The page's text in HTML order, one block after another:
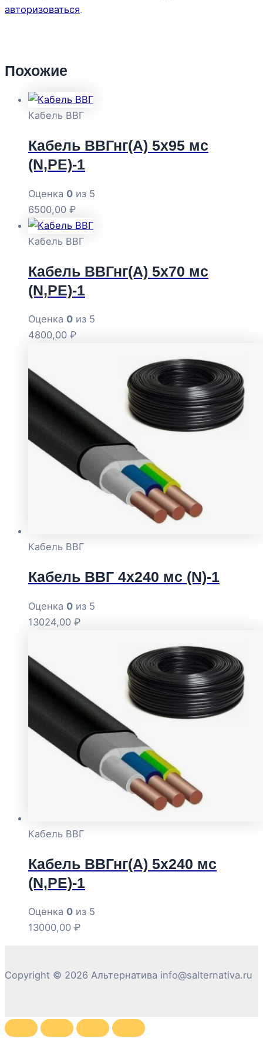
авторизоваться.
Похожие
Кабель ВВГ
Кабель ВВГнг(А) 5х95 мс
(N,РЕ)-1
Оценка 0 из 5
6500,00 ₽
Кабель ВВГ
Кабель ВВГнг(А) 5х70 мс
(N,РЕ)-1
Оценка 0 из 5
4800,00 ₽
Кабель ВВГ
Кабель ВВГ 4х240 мс (N)-1
Оценка 0 из 5
13024,00 ₽
Кабель ВВГ
Кабель ВВГнг(А) 5х240 мс
(N,РЕ)-1
Оценка 0 из 5
13000,00 ₽
Copyright © 2026 Альтернатива info@salternativa.ru